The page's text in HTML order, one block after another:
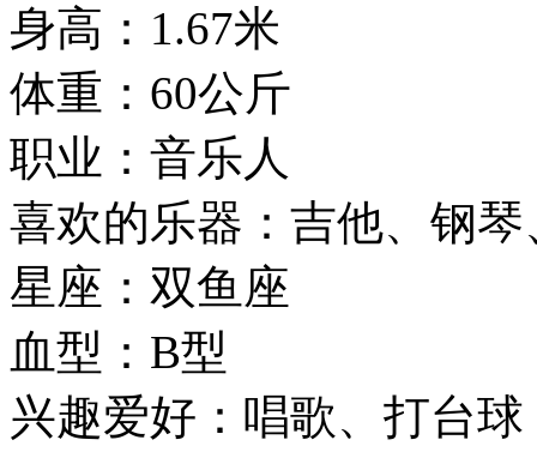
身高：1.67米
体重：60公斤
职业：音乐人
喜欢的乐器：吉他、钢
星座：双鱼座
血型：B型
兴趣爱好：唱歌、打台球